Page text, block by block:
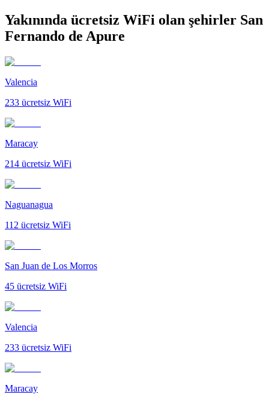
Yakınında ücretsiz WiFi olan şehirler San
Fernando de Apure
Valencia
233 ücretsiz WiFi
Maracay
214 ücretsiz WiFi
Naguanagua
112 ücretsiz WiFi
San Juan de Los Morros
45 ücretsiz WiFi
Valencia
233 ücretsiz WiFi
Maracay